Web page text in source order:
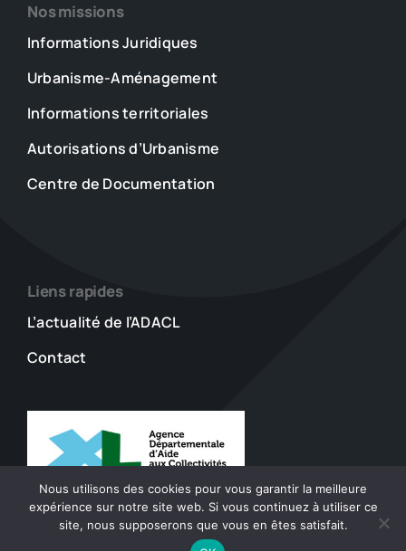
Nos missions
Informations Juridiques
Urbanisme-Aménagement
Informations territoriales
Autorisations d’Urbanisme
Centre de Documentation
Liens rapides
L’actualité de l’ADACL
Contact
© 2023 - 2026 ADACL • Tout droits réservés •Mentions
Nous utilisons des cookies pour vous garantir la meilleure
expérience sur notre site web. Si vous continuez à utiliser ce
site, nous supposerons que vous en êtes satisfait.